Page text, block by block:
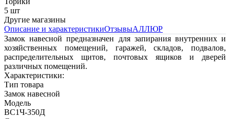
5 шт
Другие магазины
Описание и характеристикиОтзывыАЛЛЮР
Замок навесной предназначен для запирания внутренних и
хозяйственных помещений, гаражей, складов, подвалов,
распределительных щитов, почтовых ящиков и дверей
различных помещений.
Характеристики:
Тип товара
Замок навесной
Модель
ВС1Ч-350Д